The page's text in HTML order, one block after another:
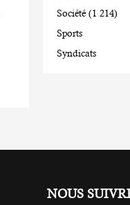
Société (1 214)
Sports
Syndicats
NOUS